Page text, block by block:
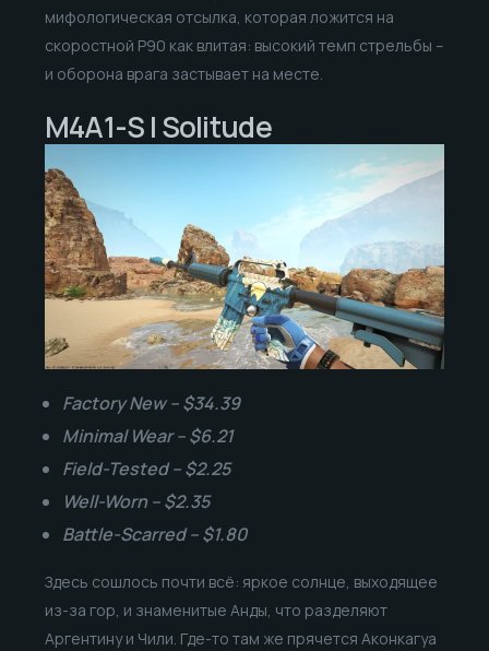
мифологическая отсылка, которая ложится на
скоростной P90 как влитая: высокий темп стрельбы –
и оборона врага застывает на месте.
M4A1-S | Solitude
Factory New – $34.39
Minimal Wear – $6.21
Field-Tested – $2.25
Well-Worn – $2.35
Battle-Scarred – $1.80
Здесь сошлось почти всё: яркое солнце, выходящее
из-за гор, и знаменитые Анды, что разделяют
Аргентину и Чили. Где-то там же прячется Аконкагуа